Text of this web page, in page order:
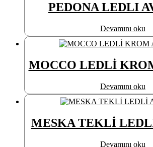
PEDONA LEDLI
Devamını oku
MOCCO LEDLİ
Devamını oku
MESKA TEKLİ
Devamını oku